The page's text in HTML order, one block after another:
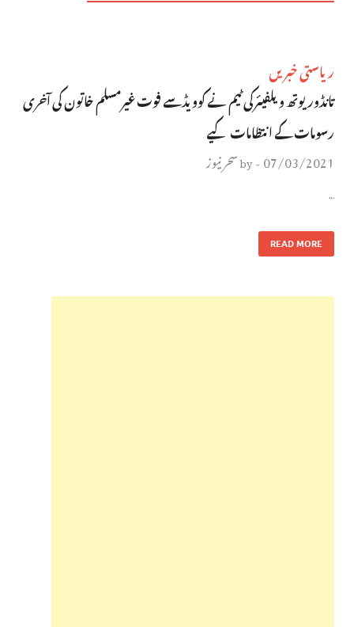
ریاستی خبریں
تانڈور یوتھ ویلفیئرکی ٹیم نے کوویڈسے فوت غیرمسلم خاتون کی آخری
رسومات کے انتظامات کیے
07/03/2021
-
byسحر نیوز
…
READ MORE